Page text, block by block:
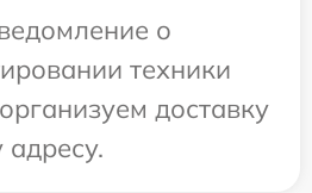
о
техники
доставку